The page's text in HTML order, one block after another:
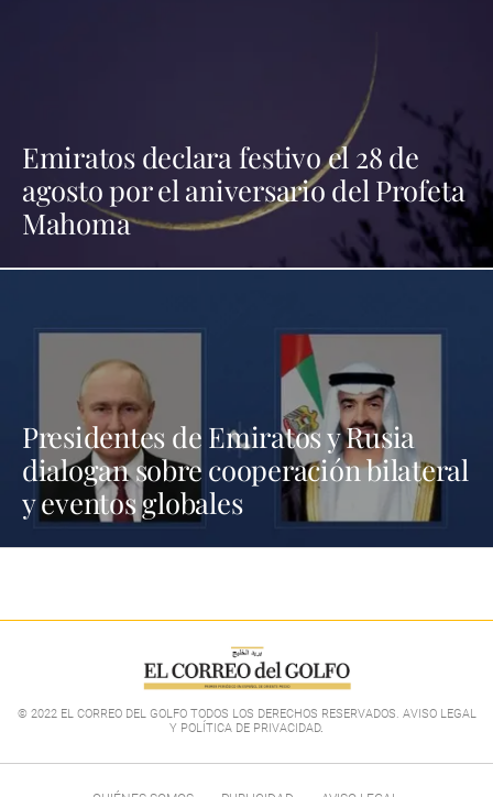
Emiratos declara festivo el 28 de
agosto por el aniversario del Profeta
Mahoma
Presidentes de Emiratos y Rusia
dialogan sobre cooperación bilateral
y eventos globales
© 2022 EL CORREO DEL GOLFO TODOS LOS DERECHOS RESERVADOS. AVISO LEGAL
Y POLÍTICA DE PRIVACIDAD.